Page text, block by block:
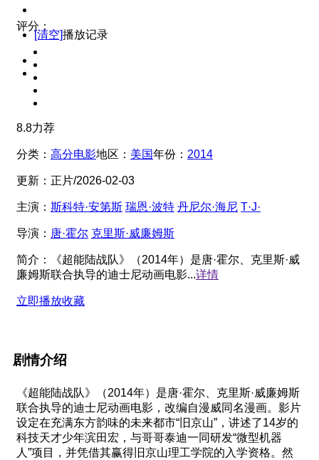
[清空]播放记录
评分：
8.8力荐
分类： 高分电影地区： 美国年份： 2014
更新： 正片/2026-02-03
主演： 斯科特·安第斯 瑞恩·波特 丹尼尔·海尼 T·J·
导演： 唐·霍尔 克里斯·威廉姆斯
简介：
《超能陆战队》（2014年）是唐·霍尔、克里斯·威
廉姆斯联合执导的迪士尼动画电影...详情
立即播放收藏
剧情介绍
《超能陆战队》（2014年）是唐·霍尔、克里斯·威廉姆斯
联合执导的迪士尼动画电影，改编自漫威同名漫画。影片
设定在充满东方韵味的未来都市“旧京山”，讲述了14岁的
科技天才少年滨田宏，与哥哥泰迪一同研发“微型机器
人”项目，并凭借其赢得旧京山理工学院的入学资格。然